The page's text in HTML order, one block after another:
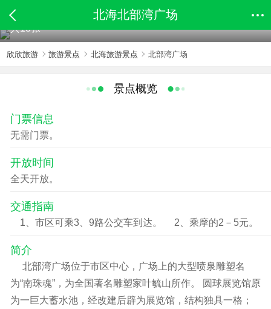
北海北部湾广场
共18张
欣欣旅游 旅游景点 北海旅游景点 北部湾广场
景点概览
门票信息
无需门票。
开放时间
全天开放。
交通指南
1、市区可乘3、9路公交车到达。 2、乘摩的2－5元。
简介
北部湾广场位于市区中心，广场上的大型喷泉雕塑名
为“南珠魂”，为全国著名雕塑家叶毓山所作。 圆球展览馆原
为一巨大蓄水池，经改建后辟为展览馆，结构独具一格；